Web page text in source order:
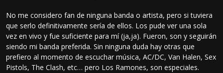
No me considero fan de ninguna banda o artista, pero si tuviera
que serlo definitivamente sería de ellos. Los pude ver una sola
vez en vivo y fue suficiente para mí (ja,ja). Fueron, son y seguirán
siendo mi banda preferida. Sin ninguna duda hay otras que
prefiero al momento de escuchar música, AC/DC, Van Halen, Sex
Pistols, The Clash, etc… pero Los Ramones, son especiales.